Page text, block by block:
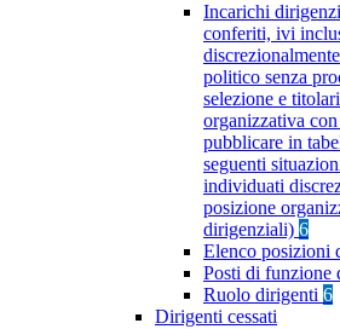
Incarichi
conferiti, ivi
politico senza
selezione e
organizzativa
pubblicare in
seguenti
individuati
posizione
dirigenziali) 6
Elenco posizioni
Posti di funzione
Ruolo dirigenti 6
Dirigenti cessati